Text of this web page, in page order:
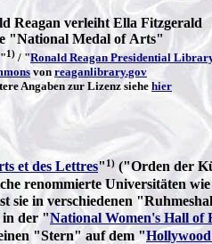
Reagan verleiht Ella Fitzgerald
"National Medal of Arts"
"1) / "Ronald Reagan Presidential
von reaganlibrary.gov
Angaben zur Lizenz siehe hier
et des Lettres"1) ("Orden der
renommierte Universitäten
in verschiedenen
in der "National Women's Hall of
"Stern" auf dem "